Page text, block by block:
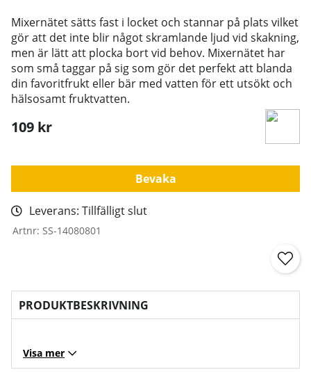
Mixernätet sätts fast i locket och stannar på plats vilket
gör att det inte blir något skramlande ljud vid skakning,
men är lätt att plocka bort vid behov. Mixernätet har
som små taggar på sig som gör det perfekt att blanda
din favoritfrukt eller bär med vatten för ett utsökt och
hälsosamt fruktvatten.
109 kr
Bevaka
Leverans: Tillfälligt slut
Artnr: SS-14080801
PRODUKTBESKRIVNING
Visa mer